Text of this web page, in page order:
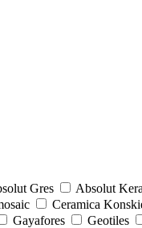
Gres Absolut
Ceramica
Gayafores Geotiles